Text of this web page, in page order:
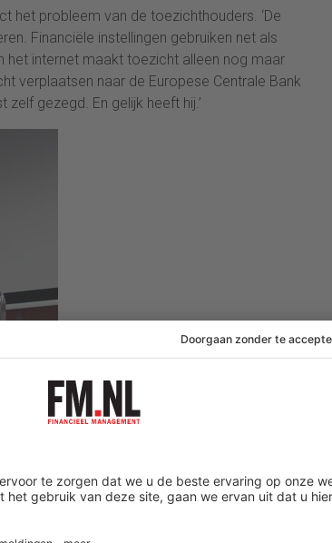
het probleem van de toezichthouders. ‘De
Financiële instellingen gebruiken net als
het internet maakt toezicht alleen nog maar
verplaatsen naar de Europese Centrale Bank
gezegd. En gelijk heeft hij.’